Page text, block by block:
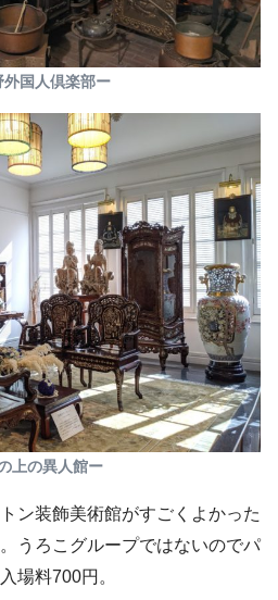
外国人倶楽部ー
上の異人館ー
ン装飾美術館がすごくよかった
うろこグループではないのでパ
場料700円。